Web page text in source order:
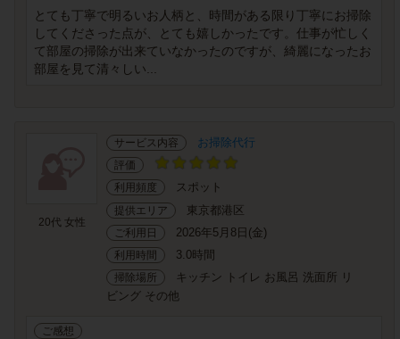
とても丁寧で明るいお人柄と、時間がある限り丁寧にお掃除
してくださった点が、とても嬉しかったです。仕事が忙しく
て部屋の掃除が出来ていなかったのですが、綺麗になったお
部屋を見て清々しい...
20代 女性
サービス内容 お掃除代行
評価
利用頻度
スポット
提供エリア 東京都港区
ご利用日 2026年5月8日(金)
利用時間 3.0時間
掃除場所
キッチン トイレ お風呂 洗面所 リ
ビング その他
ご感想